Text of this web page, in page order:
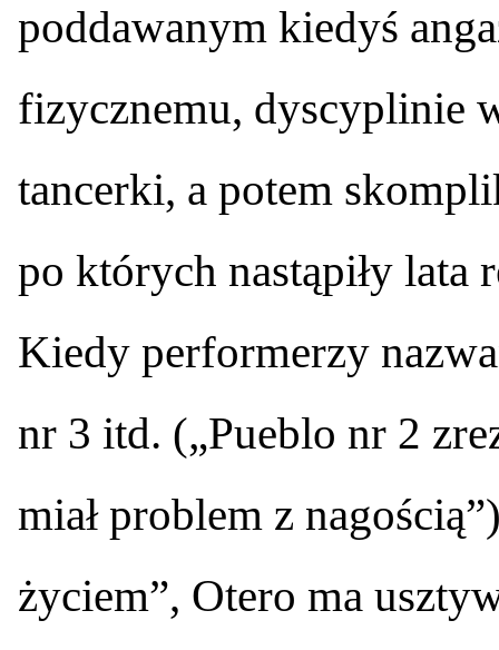
poddawanym kiedyś
fizycznemu, dyscyplinie
tancerki, a potem
po których nastąpiły
Kiedy performerzy
nr 3 itd. („Pueblo nr 2
miał problem z
życiem”, Otero ma